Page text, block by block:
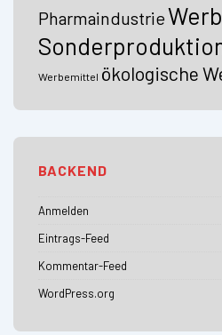
Pharmaindustrie
Werbemittel ökologische
BACKEND
Anmelden
Eintrags-Feed
Kommentar-Feed
WordPress.org